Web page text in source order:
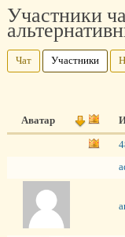
Участники
Чат Участники
Аватар